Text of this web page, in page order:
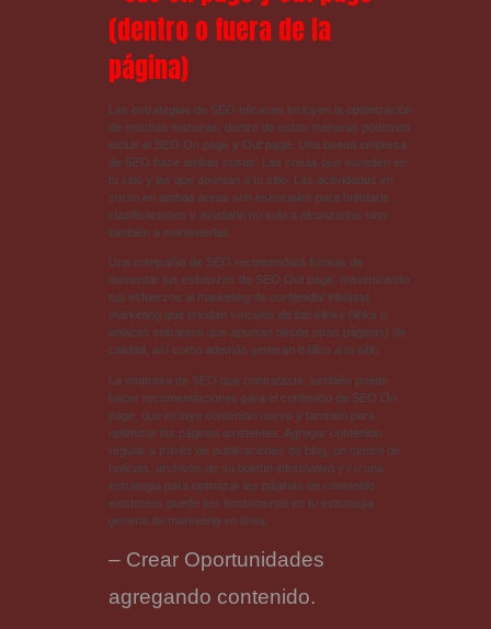
(dentro o fuera de la
página)
Las estrategias de SEO eficaces incluyen la optimización
de muchas maneras, dentro de éstas maneras podemos
incluir el SEO On page y Out page. Una buena empresa
de SEO hace ambas cosas. Las cosas que suceden en
tu sitio y las que apuntan
a tu sitio. Las actividades en
curso en ambas áreas son esenciales para brindarle
clasificaciones y ayudarlo no solo a alcanzarlas sino
también a mantenerlas.
Una compañía de SEO recomendará formas de
aumentar tus esfuerzos de SEO Out page, maximizando
tus esfuerzos al marketing de contenido/ inbound
marketing que brindan vínculos de backlinks (links o
enlaces entrantes que apuntan desde otras páginas) de
calidad, así como además generan tráfico a tu sitio.
La empresa de SEO que contrataste, también puede
hacer recomendaciones para el contenido de SEO On
page, que incluye contenido nuevo y también para
optimizar las páginas existentes. Agregar contenido
regular a través de publicaciones de blog, un centro de
noticias, archivos de su boletín informativo y / o una
estrategia para optimizar las páginas de contenido
existentes puede ser fundamental en tu estrategia
general de marketing en línea.
– Crear Oportunidades
agregando contenido.